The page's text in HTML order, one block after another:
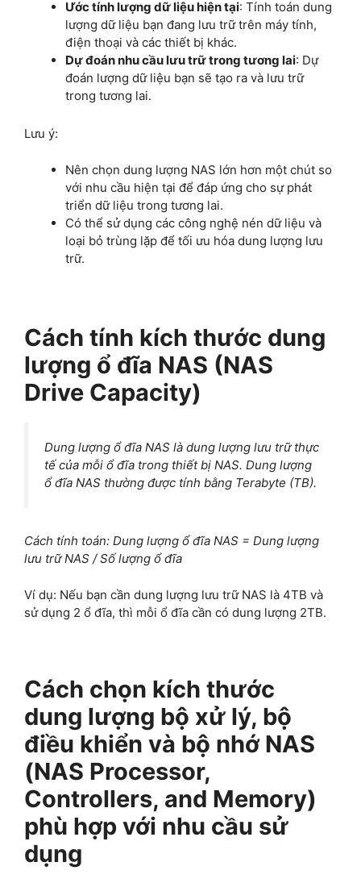
Ước tính lượng dữ liệu hiện tại: Tính toán dung
lượng dữ liệu bạn đang lưu trữ trên máy tính,
điện thoại và các thiết bị khác.
Dự đoán nhu cầu lưu trữ trong tương lai: Dự
đoán lượng dữ liệu bạn sẽ tạo ra và lưu trữ
trong tương lai.
Lưu ý:
Nên chọn dung lượng NAS lớn hơn một chút so
với nhu cầu hiện tại để đáp ứng cho sự phát
triển dữ liệu trong tương lai.
Có thể sử dụng các công nghệ nén dữ liệu và
loại bỏ trùng lặp để tối ưu hóa dung lượng lưu
trữ.
Cách tính kích thước dung
lượng ổ đĩa NAS (NAS
Drive Capacity)
Dung lượng ổ đĩa NAS là dung lượng lưu trữ thực
tế của mỗi ổ đĩa trong thiết bị NAS. Dung lượng
ổ đĩa NAS thường được tính bằng Terabyte (TB).
Cách tính toán: Dung lượng ổ đĩa NAS = Dung lượng
lưu trữ NAS / Số lượng ổ đĩa
Ví dụ: Nếu bạn cần dung lượng lưu trữ NAS là 4TB và
sử dụng 2 ổ đĩa, thì mỗi ổ đĩa cần có dung lượng 2TB.
Cách chọn kích thước
dung lượng bộ xử lý, bộ
điều khiển và bộ nhớ NAS
(NAS Processor,
Controllers, and Memory)
phù hợp với nhu cầu sử
dụng